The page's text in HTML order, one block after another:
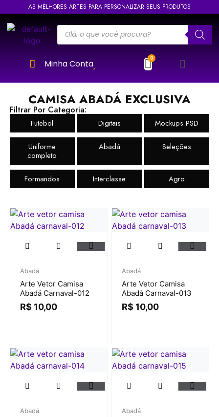
AS MELHORES ARTES PARA PERSONALIZAR SEUS PRODUTOS
Minha Conta
CAMISA ABADÁ EXCLUSIVA
Filtrar Por Categoria:
Futebol Digitais Mockups PSD
Uniforme
completo
Abadá Seleções
Formandos Interclasse Agro
Abadá
Arte Vetor Camisa
Abadá Carnaval-012
R$ 10,00
Abadá
Arte Vetor Camisa
Abadá Carnaval-013
R$ 10,00
Abadá Abadá